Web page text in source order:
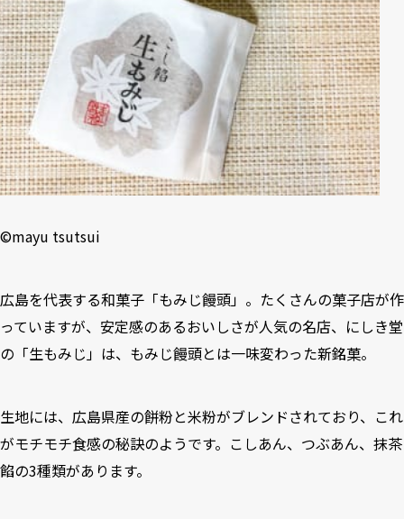
©️mayu tsutsui
広島を代表する和菓子「もみじ饅頭」。たくさんの菓子店が作
っていますが、安定感のあるおいしさが人気の名店、にしき堂
の「生もみじ」は、もみじ饅頭とは一味変わった新銘菓。
生地には、広島県産の餅粉と米粉がブレンドされており、これ
がモチモチ食感の秘訣のようです。こしあん、つぶあん、抹茶
餡の3種類があります。